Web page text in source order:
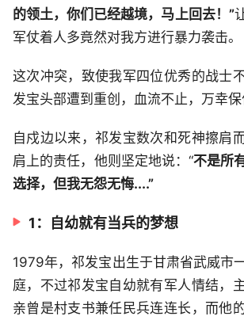
的领土，你们已经越境，马上回去！”
军仗着人多竟然对我方进行暴力袭击。
这次冲突，致使我军四位优秀的战士
发宝头部遭到重创，血流不止，万幸保
自戍边以来，祁发宝数次和死神擦肩
肩上的责任，他则坚定地说：“不是所
选择，但我无怨无悔....”
1：自幼就有当兵的梦想
1979年，祁发宝出生于甘肃省武威市
庭，不过祁发宝自幼就有军人情结，
亲曾是村支书兼任民兵连连长，而他